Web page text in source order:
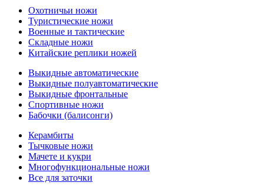
Охотничьи ножи
Туристические ножи
Военные и тактические
Складные ножи
Китайские реплики ножей
Выкидные автоматические
Выкидные полуавтоматические
Выкидные фронтальные
Спортивные ножи
Бабочки (балисонги)
Керамбиты
Тычковые ножи
Мачете и кукри
Многофункциональные ножи
Все для заточки